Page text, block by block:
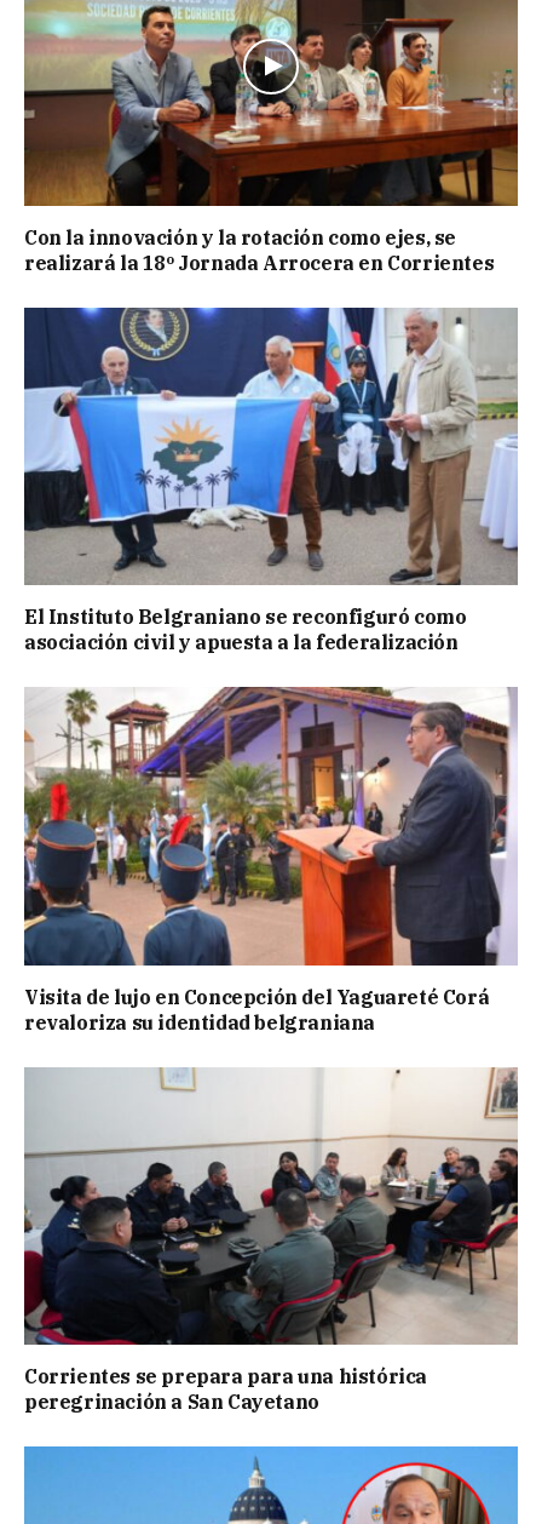
Con la innovación y la rotación como ejes, se
realizará la 18º Jornada Arrocera en Corrientes
El Instituto Belgraniano se reconfiguró como
asociación civil y apuesta a la federalización
Visita de lujo en Concepción del Yaguareté Corá
revaloriza su identidad belgraniana
Corrientes se prepara para una histórica
peregrinación a San Cayetano